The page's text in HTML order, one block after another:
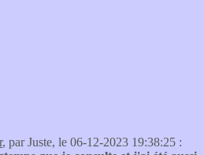
, par Juste, le 06-12-2023 19:38:25 :